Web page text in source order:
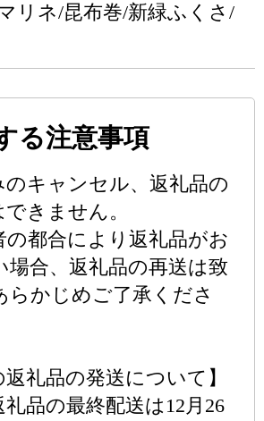
リネ/昆布巻/新緑ふくさ/
る注意事項
キャンセル、返礼品の
きません。
の都合により返礼品がお
場合、返礼品の再送は致
らかじめご了承くださ
返礼品の発送について】
礼品の最終配送は12月26